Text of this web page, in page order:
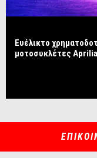
Ευέλικτο
μοτοσυκλέτες Aprilia